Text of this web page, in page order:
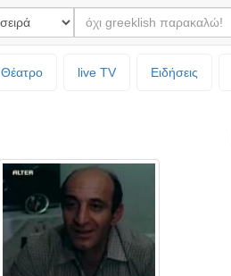
Θέατρο live TV Ειδήσεις